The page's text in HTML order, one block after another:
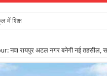
में शिक्षकों की शराब पार्टी का वीडिय
नवा रायपुर अटल नगर बनेगी नई तहसील,